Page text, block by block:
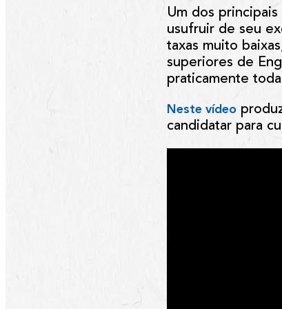
Um dos
usufruir de seu
taxas muito
superiores de
praticamente
Neste vídeo
candidatar para